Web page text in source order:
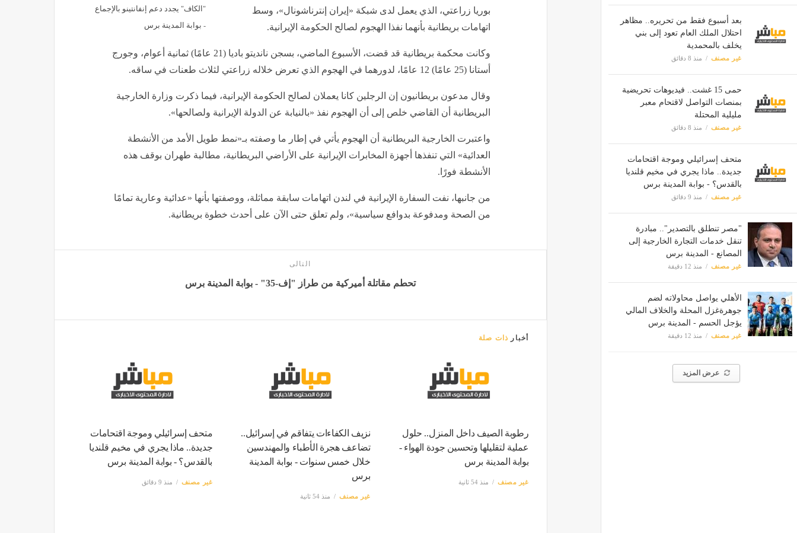
بعد أسبوع فقط من تحريره.. مظاهر
احتلال الملك العام تعود إلى بني
يخلف بالمحمدية
غير مصنف منذ 8 دقائق
حمى 15 غشت.. فيديوهات تحريضية
بمنصات التواصل لاقتحام معبر
مليلية المحتلة
غير مصنف منذ 8 دقائق
متحف إسرائيلي وموجة اقتحامات
جديدة.. ماذا يجري في مخيم قلنديا
بالقدس؟ - بوابة المدينة برس
غير مصنف منذ 9 دقائق
"مصر تنطلق بالتصدير".. مبادرة
تنقل خدمات التجارة الخارجية إلى
المصانع - المدينة برس
غير مصنف منذ 12 دقيقة
الأهلي يواصل محاولاته لضم
جوهرةغزل المحلة والخلاف المالي
يؤجل الحسم - المدينة برس
غير مصنف منذ 12 دقيقة
عرض المزيد
"الكاف" يجدد دعم إنفانتينو بالإجماع
- بوابة المدينة برس
بوريا زراعتي، الذي يعمل لدى شبكة «إيران إنترناشونال»، وسط
اتهامات بريطانية بأنهما نفذا الهجوم لصالح الحكومة الإيرانية.
وكانت محكمة بريطانية قد قضت، الأسبوع الماضي، بسجن نانديتو باديا (21 عامًا) ثمانية أعوام، وجورج
أستانا (25 عامًا) 12 عامًا، لدورهما في الهجوم الذي تعرض خلاله زراعتي لثلاث طعنات في ساقه.
وقال مدعون بريطانيون إن الرجلين كانا يعملان لصالح الحكومة الإيرانية، فيما ذكرت وزارة الخارجية
البريطانية أن القاضي خلص إلى أن الهجوم نفذ «بالنيابة عن الدولة الإيرانية ولصالحها».
واعتبرت الخارجية البريطانية أن الهجوم يأتي في إطار ما وصفته بـ«نمط طويل الأمد من الأنشطة
العدائية» التي تنفذها أجهزة المخابرات الإيرانية على الأراضي البريطانية، مطالبة طهران بوقف هذه
الأنشطة فورًا.
من جانبها، نفت السفارة الإيرانية في لندن اتهامات سابقة مماثلة، ووصفتها بأنها «عدائية وعارية تمامًا
من الصحة ومدفوعة بدوافع سياسية»، ولم تعلق حتى الآن على أحدث خطوة بريطانية.
التالى
تحطم مقاتلة أميركية من طراز "إف-35" - بوابة المدينة برس
أخبار ذات صلة
رطوبة الصيف داخل المنزل.. حلول
عملية لتقليلها وتحسين جودة الهواء -
بوابة المدينة برس
غير مصنف منذ 54 ثانية
نزيف الكفاءات يتفاقم في إسرائيل..
تضاعف هجرة الأطباء والمهندسين
خلال خمس سنوات - بوابة المدينة
برس
غير مصنف منذ 54 ثانية
متحف إسرائيلي وموجة اقتحامات
جديدة.. ماذا يجري في مخيم قلنديا
بالقدس؟ - بوابة المدينة برس
غير مصنف منذ 9 دقائق